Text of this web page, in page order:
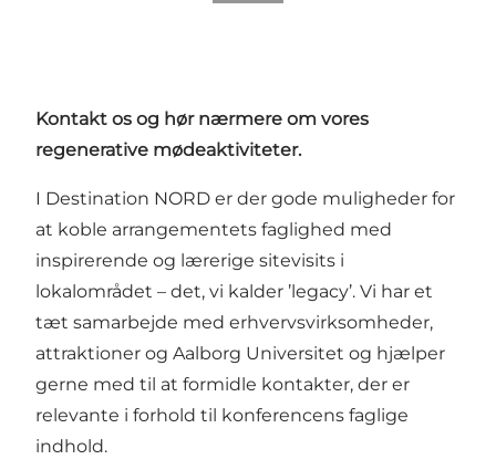
Kontakt os og hør nærmere om vores
regenerative mødeaktiviteter.
I Destination NORD er der gode muligheder for
at koble arrangementets faglighed med
inspirerende og lærerige sitevisits i
lokalområdet – det, vi kalder ’legacy’. Vi har et
tæt samarbejde med erhvervsvirksomheder,
attraktioner og Aalborg Universitet og hjælper
gerne med til at formidle kontakter, der er
relevante i forhold til konferencens faglige
indhold.